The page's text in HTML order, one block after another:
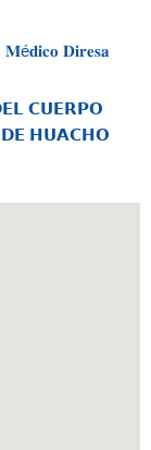
𝐃𝐢𝐫𝐞𝐬𝐚
𝗖𝗨𝗘𝗥𝗣𝗢
𝗗𝗘 𝗛𝗨𝗔𝗖𝗛𝗢